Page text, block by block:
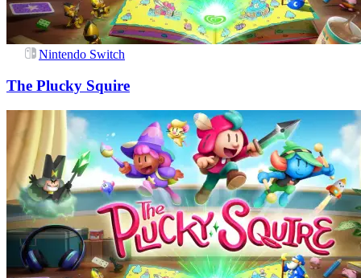
Nintendo Switch
The Plucky Squire